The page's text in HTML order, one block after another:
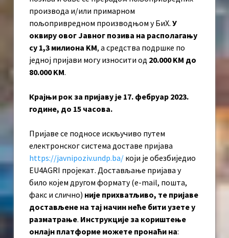
производа и/или примарном
пољопривредном производњом у БиХ. У
оквиру овог Јавног позива на располагању
су 1,3 милиона KМ, а средства подршке по
једној пријави могу износити од 20.000 KМ до
80.000 KМ.
Крајњи рок за пријаву је 17. фебруар 2023.
године, до 15 часова.
Пријаве се подносе искључиво путем
електронског система доставе пријава
https://javnipoziv.undp.ba/ који је обезбиједио
EU4AGRI пројекат. Достављање пријава у
било којем другом формату (e-mail, пошта,
факс и слично) није прихватљиво, те пријаве
достављене на тај начин неће бити узете у
разматрање. Инструкције за кориштење
онлајн платформе можете пронаћи на: